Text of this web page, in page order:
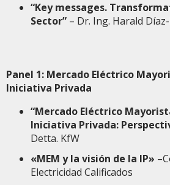
“Key messages.
Sector” – Dr. Ing. Harald
Panel 1: Mercado Eléctrico
Iniciativa Privada
“Mercado Eléctrico
Iniciativa Privada:
Detta. KfW
«MEM y la visión de la IP»
Electricidad Calificados